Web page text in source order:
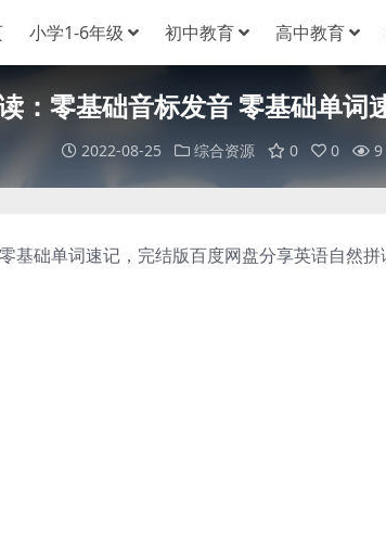
小学1-6年级 初中教育 高中教育
：零基础音标发音 零基础单词
2022-08-25 综合资源 0 0 9
础单词速记，完结版百度网盘分享英语自然拼